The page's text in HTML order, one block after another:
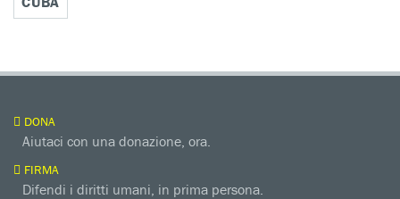
DONA
Aiutaci con una donazione, ora.
FIRMA
Difendi i diritti umani, in prima persona.